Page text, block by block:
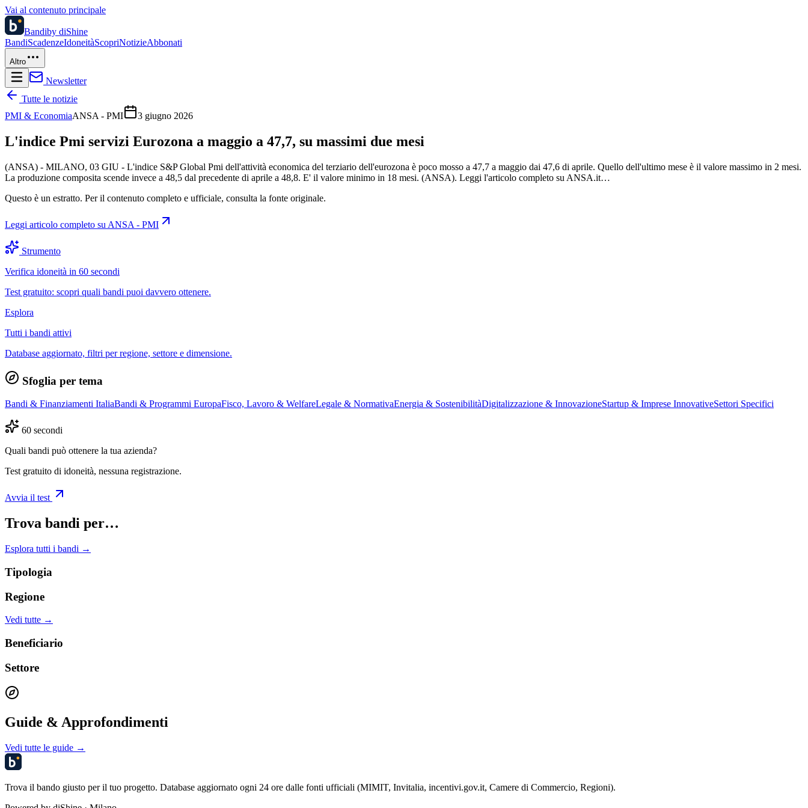
Vai al contenuto principale
Bandiby diShine
BandiScadenzeIdoneitàScopriNotizieAbbonati
Altro
Newsletter
Tutte le notizie
PMI & EconomiaANSA - PMI 3 giugno 2026
L'indice Pmi servizi Eurozona a maggio a 47,7, su massimi due mesi
(ANSA) - MILANO, 03 GIU - L'indice S&P Global Pmi dell'attività economica del terziario dell'eurozona è poco mosso a 47,7 a maggio dai 47,6 di aprile. Quello dell'ultimo mese è il valore massimo in 2 mesi.
La produzione composita scende invece a 48,5 dal precedente di aprile a 48,8. E' il valore minimo in 18 mesi. (ANSA). Leggi l'articolo completo su ANSA.it…
Questo è un estratto. Per il contenuto completo e ufficiale, consulta la fonte originale.
Leggi articolo completo su ANSA - PMI
Strumento
Verifica idoneità in 60 secondi
Test gratuito: scopri quali bandi puoi davvero ottenere.
Esplora
Tutti i bandi attivi
Database aggiornato, filtri per regione, settore e dimensione.
Sfoglia per tema
Bandi & Finanziamenti ItaliaBandi & Programmi EuropaFisco, Lavoro & WelfareLegale & NormativaEnergia & SostenibilitàDigitalizzazione & InnovazioneStartup & Imprese InnovativeSettori Specifici
60 secondi
Quali bandi può ottenere la tua azienda?
Test gratuito di idoneità, nessuna registrazione.
Avvia il test
Trova bandi per…
Esplora tutti i bandi →
Tipologia
Regione
Vedi tutte →
Beneficiario
Settore
Guide & Approfondimenti
Vedi tutte le guide →
Trova il bando giusto per il tuo progetto. Database aggiornato ogni 24 ore dalle fonti ufficiali (MIMIT, Invitalia, incentivi.gov.it, Camere di Commercio, Regioni).